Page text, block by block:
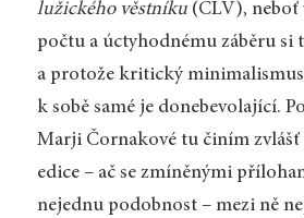
lužického věstníku(ČLV), neboť
počtu a úctyhodnému záběru si
a protože kritický
k sobě samé je donebevolající.
Marji Čornakové tu činím zvlášť
edice – ač se zmíněnými
nejednu podobnost – mezi ně